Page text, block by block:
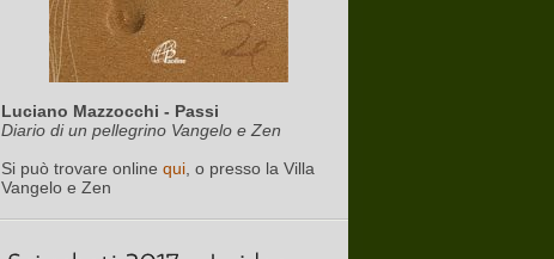
Luciano Mazzocchi - Passi
Diario di un pellegrino Vangelo e Zen
Si può trovare online qui , o presso la Villa
Vangelo e Zen